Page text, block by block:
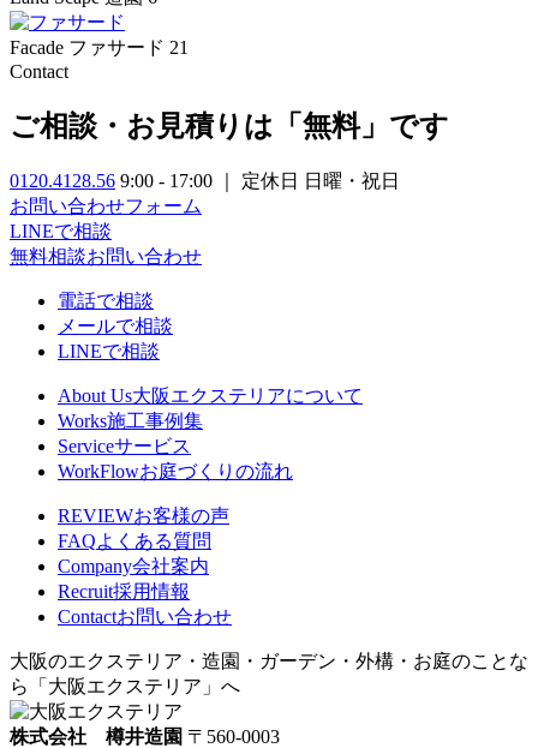
Facade ファサード 21
Contact
ご相談・お見積りは「無料」です
0120.4128.56 9:00 - 17:00 ｜ 定休日 日曜・祝日
お問い合わせフォーム
LINEで相談
無料相談お問い合わせ
電話で相談
メールで相談
LINEで相談
About Us大阪エクステリアについて
Works施工事例集
Serviceサービス
WorkFlowお庭づくりの流れ
REVIEWお客様の声
FAQよくある質問
Company会社案内
Recruit採用情報
Contactお問い合わせ
大阪のエクステリア・造園・ガーデン・外構・お庭のことな
ら「大阪エクステリア」へ
株式会社 樽井造園 〒560-0003